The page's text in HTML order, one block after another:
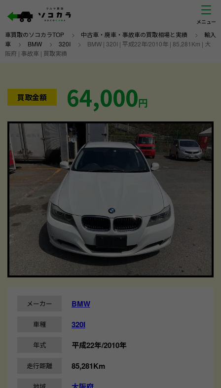
車買取のソコカラTOP > 中古車・廃車・事故車の買取相場と実績 > 輸入
車 > BMW > 320I > BMW | 320I | 平成22年/2010年 | 85,281Km | 大
阪府 | 事故車 | 買取実績
買取金額 64,000円
メーカー BMW
車種 320I
年式 平成22年/2010年
走行距離 85,281Km
地域